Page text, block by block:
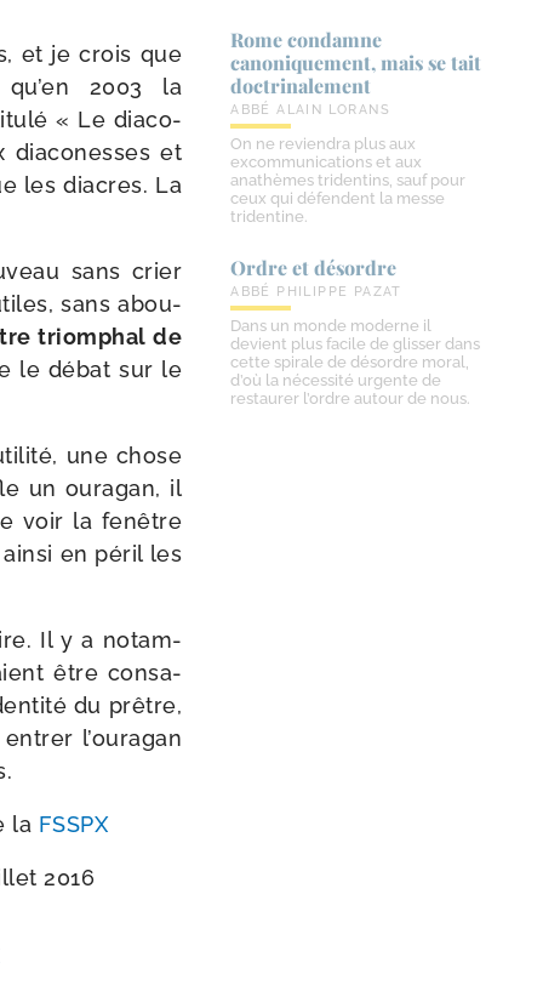
et je crois que
2003 la
« Le dia­co­
dia­co­nesses et
les diacres. La
sans crier
sans abou­
triom­phal de
le débat sur le
une chose
un oura­gan, il
voir la fenêtre
en péril les
Il y a notam­
être consa­
du prêtre,
l’ouragan
la FSSPX
2016
Rome condamne
canoniquement, mais se tait
doctrinalement
ABBÉ ALAIN LORANS
On ne reviendra plus aux
excommunications et aux
anathèmes tridentins, sauf pour
ceux qui défendent la messe
tridentine.
Ordre et désordre
ABBÉ PHILIPPE PAZAT
Dans un monde moderne il
devient plus facile de glisser dans
cette spirale de désordre moral,
d’où la nécessité urgente de
restaurer l’ordre autour de nous.